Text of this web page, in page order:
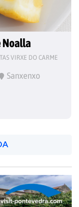
Noalla
VIRXE DO CARME
Sanxenxo